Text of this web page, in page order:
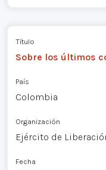
Título
Sobre los últimos
País
Colombia
Organización
Ejército de
Fecha